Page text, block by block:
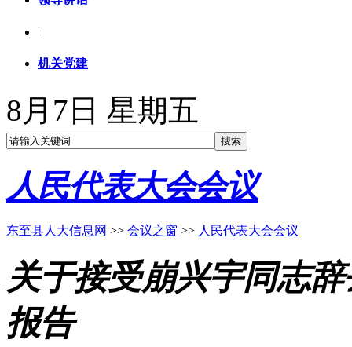
|
机关党建
8月7日 星期五
人民代表大会会议
东至县人大信息网 >> 会议之窗 >> 人民代表大会会议
关于接受崩兴宇同志
报告